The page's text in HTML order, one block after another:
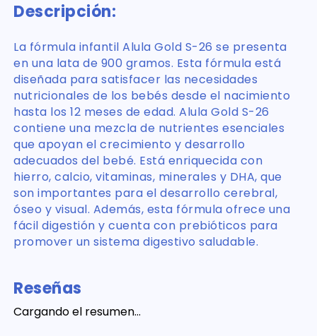
Descripción:
La fórmula infantil Alula Gold S-26 se presenta
en una lata de 900 gramos. Esta fórmula está
diseñada para satisfacer las necesidades
nutricionales de los bebés desde el nacimiento
hasta los 12 meses de edad. Alula Gold S-26
contiene una mezcla de nutrientes esenciales
que apoyan el crecimiento y desarrollo
adecuados del bebé. Está enriquecida con
hierro, calcio, vitaminas, minerales y DHA, que
son importantes para el desarrollo cerebral,
óseo y visual. Además, esta fórmula ofrece una
fácil digestión y cuenta con prebióticos para
promover un sistema digestivo saludable.
Reseñas
Cargando el resumen…